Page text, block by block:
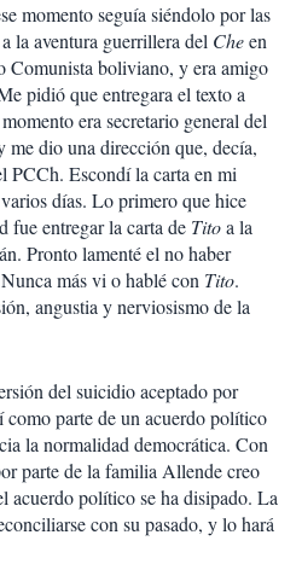
momento seguía siéndolo por las
la aventura guerrillera del Cheen
boliviano, y era amigo
pidió que entregara el texto a
era secretario general del
dio una dirección que, decía,
PCCh. Escondí la carta en mi
días. Lo primero que hice
fue entregar la carta de Titoa la
Pronto lamenté el no haber
más vi o hablé con Tito.
angustia y nerviosismo de la
del suicidio aceptado por
parte de un acuerdo político
la normalidad democrática. Con
parte de la familia Allende creo
acuerdo político se ha disipado. La
con su pasado, y lo hará